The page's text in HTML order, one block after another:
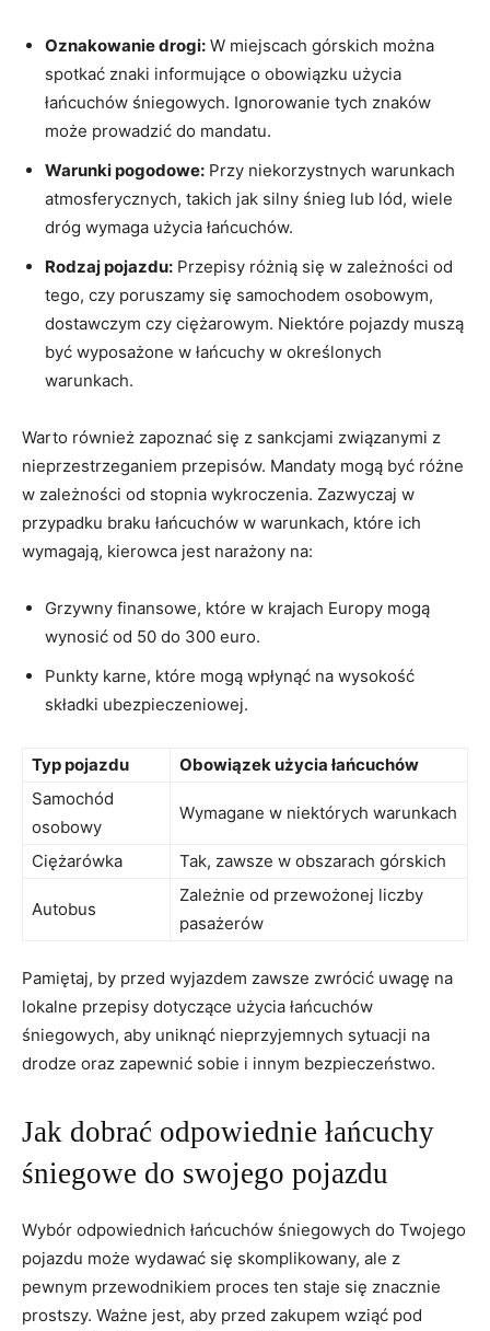
Oznakowanie drogi: W miejscach górskich można
spotkać znaki informujące o obowiązku użycia
łańcuchów śniegowych. Ignorowanie tych znaków
może prowadzić do mandatu.
Warunki pogodowe: Przy niekorzystnych warunkach
atmosferycznych, takich jak silny śnieg lub lód, wiele
dróg wymaga użycia łańcuchów.
Rodzaj pojazdu: Przepisy różnią się w zależności od
tego, czy poruszamy się samochodem osobowym,
dostawczym czy ciężarowym. Niektóre pojazdy muszą
być wyposażone w łańcuchy w określonych
warunkach.
Warto również zapoznać się z sankcjami związanymi z
nieprzestrzeganiem przepisów. Mandaty mogą być różne
w zależności od stopnia wykroczenia. Zazwyczaj w
przypadku braku łańcuchów w warunkach, które ich
wymagają, kierowca jest narażony na:
Grzywny finansowe, które w krajach Europy mogą
wynosić od 50 do 300 euro.
Punkty karne, które mogą wpłynąć na wysokość
składki ubezpieczeniowej.
Typ pojazdu
Obowiązek użycia łańcuchów
Samochód
osobowy
Wymagane w niektórych warunkach
Ciężarówka Tak, zawsze w obszarach górskich
Autobus
Zależnie od przewożonej liczby
pasażerów
Pamiętaj, by przed wyjazdem zawsze zwrócić uwagę na
lokalne przepisy dotyczące użycia łańcuchów
śniegowych, aby uniknąć nieprzyjemnych sytuacji na
drodze oraz zapewnić sobie i innym bezpieczeństwo.
Jak dobrać odpowiednie łańcuchy
śniegowe do swojego pojazdu
Wybór odpowiednich łańcuchów śniegowych do Twojego
pojazdu może wydawać się skomplikowany, ale z
pewnym przewodnikiem proces ten staje się znacznie
prostszy. Ważne jest, aby przed zakupem wziąć pod